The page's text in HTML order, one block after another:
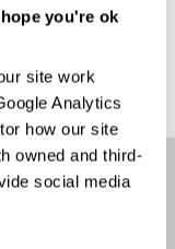
you're ok
site work
Analytics
how our site
owned and third-
social media
específica
equipo que
Y